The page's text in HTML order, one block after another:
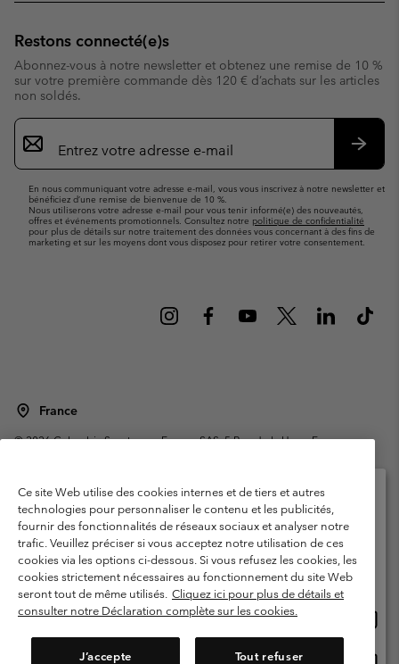
Restons connecté(e)s
Abonnez-vous à notre newsletter et obtenez une remise de 10 %
sur votre première commande dès 120 € d’achats sur les articles
non soldés.
Inscription
par
e-
En nous communiquant votre adresse e-mail, vous vous inscrivez à notre newsletter et
bénéficiez d’une remise de bienvenue de 10 %.
Nous utiliserons votre adresse e-mail pour vous tenir informé(e) des nouveautés,
offres et événements promotionnels. Consultez notre politique de confidentialité
pour plus de détails sur notre traitement des données vous concernant à des fins de
marketing et sur les moyens dont vous disposez pour retirer votre consentement.
France
©2026Columbia Sportswear Europe SAS. 5 Rue de la Haye, Espace
Garanties Légales
Politique de confidentialité
Conditions d'utilisation - Membres
Conditions D'utilisation - Contenu généré par l'utilisateur
Impressum
Cookies
Public CBCR
Ce site Web utilise des cookies internes et de tiers et autres
technologies pour personnaliser le contenu et les publicités,
fournir des fonctionnalités de réseaux sociaux et analyser notre
trafic. Veuillez préciser si vous acceptez notre utilisation de ces
cookies via les options ci-dessous. Si vous refusez les cookies, les
cookies strictement nécessaires au fonctionnement du site Web
seront tout de même utilisés. Cliquez ici pour plus de détails et
consulter notre Déclaration complète sur les cookies.
J’accepte Tout refuser
Veuillez sélectionner votre pays d’expédition et
votre langue
Achats en ligne disponibles
United States
ligne
France